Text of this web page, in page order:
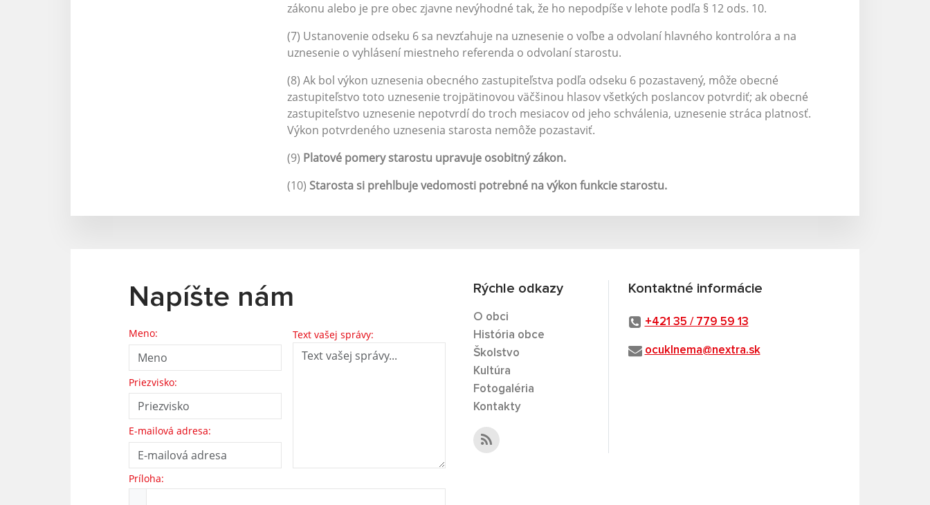
zákonu alebo je pre obec zjavne nevýhodné tak, že ho nepodpíše v lehote podľa § 12 ods. 10.
(7) Ustanovenie odseku 6 sa nevzťahuje na uznesenie o voľbe a odvolaní hlavného kontrolóra a na
uznesenie o vyhlásení miestneho referenda o odvolaní starostu.
(8) Ak bol výkon uznesenia obecného zastupiteľstva podľa odseku 6 pozastavený, môže obecné
zastupiteľstvo toto uznesenie trojpätinovou väčšinou hlasov všetkých poslancov potvrdiť; ak obecné
zastupiteľstvo uznesenie nepotvrdí do troch mesiacov od jeho schválenia, uznesenie stráca platnosť.
Výkon potvrdeného uznesenia starosta nemôže pozastaviť.
(9) Platové pomery starostu upravuje osobitný zákon.
(10) Starosta si prehlbuje vedomosti potrebné na výkon funkcie starostu.
Napíšte nám
Meno:
Priezvisko:
E-mailová adresa:
Text vašej správy:
Príloha:
Rýchle odkazy
O obci
História obce
Školstvo
Kultúra
Fotogaléria
Kontakty
Kontaktné informácie
+421 35 / 779 59 13
ocuklnema@nextra.sk